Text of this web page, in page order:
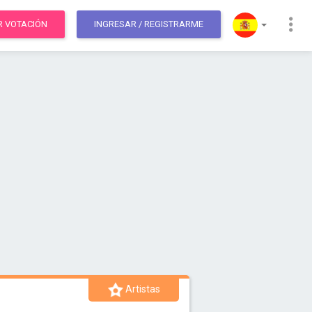
VOTACIÓN INGRESAR / REGISTRARME
Artistas